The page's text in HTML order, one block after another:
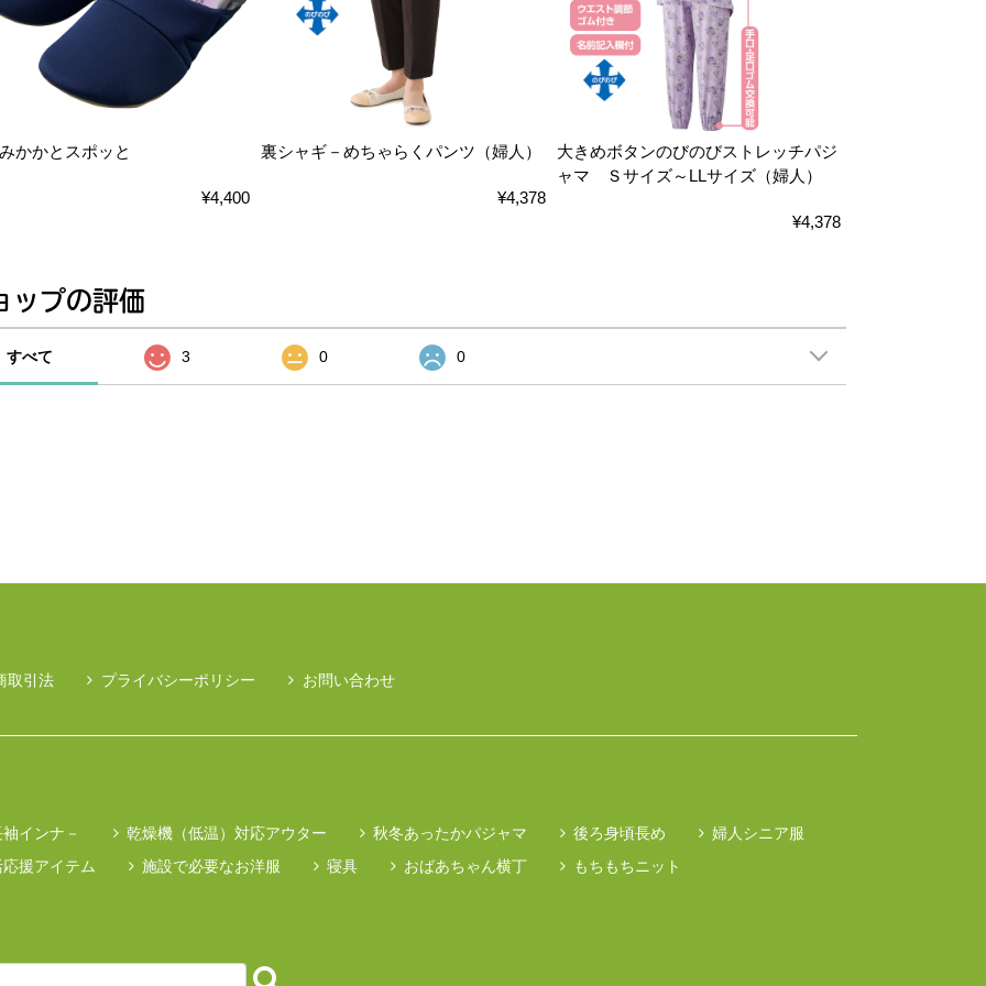
かかとスポッと
¥4,400
裏シャギ－めちゃらくパンツ（婦人）
¥4,378
大きめボタンのびのびストレッチパジ
ャマ Ｓサイズ～LLサイズ（婦人）
¥4,378
ップの評価
すべて 3 0 0
取引法 プライバシーポリシー お問い合わせ
インナ－ 乾燥機（低温）対応アウター 秋冬あったかパジャマ 後ろ身頃長め
婦人シニア服
援アイテム
施設で必要なお洋服 寝具 おばあちゃん横丁 もちもちニット